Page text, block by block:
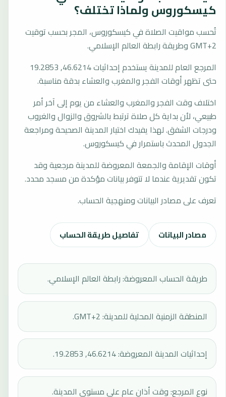
كيسكوروس ولماذا تختلف؟
تُحسب مواقيت الصلاة في كيسكوروس، المجر بحسب توقيت
GMT+2 وطريقة رابطة العالم الإسلامي.
المرجع العام للمدينة يستخدم إحداثيات 46.6214, 19.2853
حتى تظهر أوقات الفجر والمغرب والعشاء بدقة مناسبة.
اختلاف وقت الفجر والمغرب والعشاء من يوم إلى آخر أمر
طبيعي، لأن بداية كل صلاة ترتبط بالشروق والزوال والغروب
ودرجات الشفق. لهذا يفيدك اختيار المدينة الصحيحة ومراجعة
الجدول المحدث باستمرار في كيسكوروس.
أوقات الإقامة والجمعة المعروضة للمدينة مرجعية وقد
تكون تقديرية عندما لا تتوفر بيانات مؤكدة من مسجد محدد.
تعرف على مصادر البيانات ومنهجية الحساب.
مصادر البيانات تفاصيل طريقة الحساب
طريقة الحساب المعروضة: رابطة العالم الإسلامي.
المنطقة الزمنية المحلية للمدينة: GMT+2.
إحداثيات المدينة المعروضة: 46.6214, 19.2853.
نوع المرجع: وقت أذان عام على مستوى المدينة.